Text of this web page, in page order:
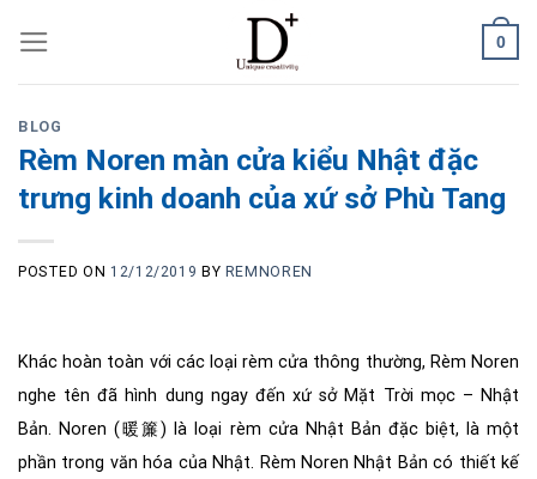
content
0
BLOG
Rèm Noren màn cửa kiểu Nhật đặc
trưng kinh doanh của xứ sở Phù Tang
POSTED ON 12/12/2019 BY REMNOREN
Khác hoàn toàn với các loại rèm cửa thông thường, Rèm Noren
nghe tên đã hình dung ngay đến xứ sở Mặt Trời mọc – Nhật
Bản. Noren (暖簾) là loại rèm cửa Nhật Bản đặc biệt, là một
phần trong văn hóa của Nhật. Rèm Noren Nhật Bản có thiết kế